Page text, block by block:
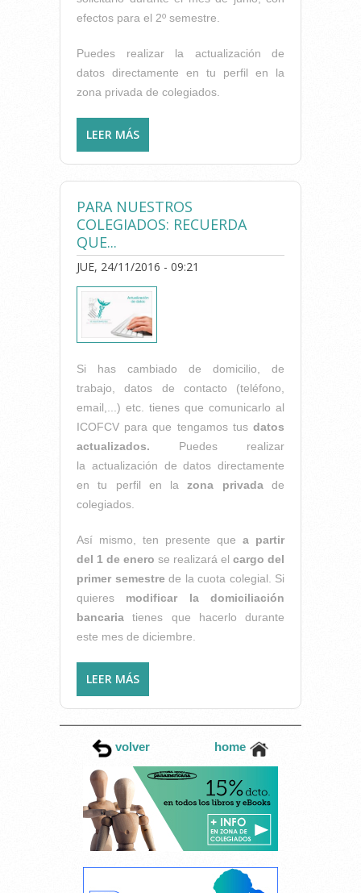
efectos para el 2º semestre.
Puedes realizar la actualización de
datos directamente en tu perfil en la
zona privada de colegiados.
LEER MÁS
RECUERDA QUE...
PARA NUESTROS
COLEGIADOS: RECUERDA
QUE...
JUE, 24/11/2016 - 09:21
Si has cambiado de domicilio, de
trabajo, datos de contacto (teléfono,
email,...) etc. tienes que comunicarlo al
ICOFCV para que tengamos tus datos
actualizados. Puedes realizar
la actualización de datos directamente
en tu perfil en la zona privadade
colegiados.
Así mismo, ten presente que a partir
del 1 de enero se realizará el cargo del
primer semestre de la cuota colegial. Si
quieres modificar la domiciliación
bancaria tienes que hacerlo durante
este mes de diciembre.
LEER MÁS
COLEGIADOS: RECUERDA
QUE...
volver home